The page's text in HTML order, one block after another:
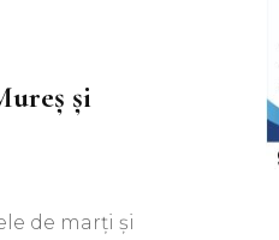
și
de marți și